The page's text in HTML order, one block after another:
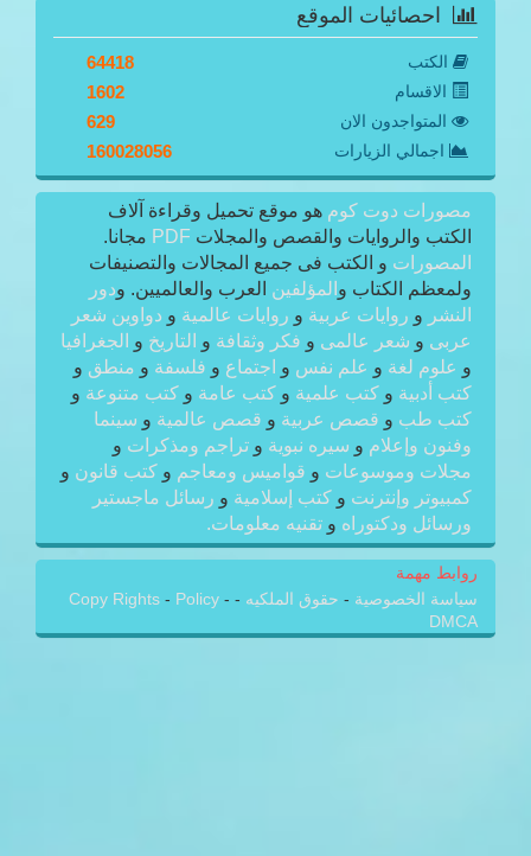
احصائيات الموقع
الكتب 64418
الاقسام 1602
المتواجدون الان 629
اجمالي الزيارات 160028056
مصورات دوت كوم هو موقع تحميل وقراءة آلاف
الكتب والروايات والقصص والمجلات PDF مجانا.
المصورات و الكتب فى جميع المجالات والتصنيفات
ولمعظم الكتاب و المؤلفين العرب والعالميين. ودور
النشر و روايات عربية و روايات عالمية و دواوين شعر
عربى و شعر عالمى و فكر وثقافة و التاريخ و الجغرافيا
و علوم لغة و علم نفس و اجتماع و فلسفة و منطق و
كتب أدبية و كتب علمية و كتب عامة و كتب متنوعة و
كتب طب و قصص عربية و قصص عالمية و سينما
وفنون وإعلام و سيره نبوية و تراجم ومذكرات و
مجلات وموسوعات و قواميس ومعاجم و كتب قانون و
كمبيوتر وإنترنت و كتب إسلامية و رسائل ماجستير
ورسائل ودكتوراه و تقنيه معلومات.
روابط مهمة
سياسة الخصوصية - حقوق الملكيه -
Copy Rights - Policy -
DMCA